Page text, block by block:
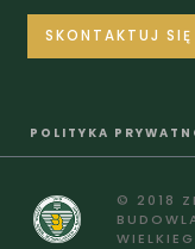
SKONTAKTUJ
POLITYKA
© 2018